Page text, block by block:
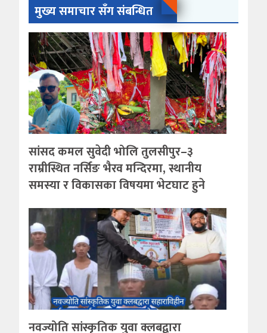
मुख्य समाचार सँग संबन्धित
सांसद कमल सुवेदी भोलि तुलसीपुर–३
राम्रीस्थित नर्सिङ भैरव मन्दिरमा, स्थानीय
समस्या र विकासका विषयमा भेटघाट हुने
नवज्योति सांस्कृतिक युवा क्लबद्वारा